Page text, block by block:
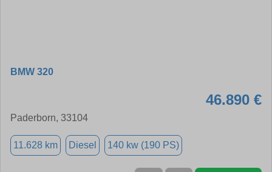
BMW 320
46.890 €
Paderborn, 33104
11.628 km Diesel 140 kw (190 PS)